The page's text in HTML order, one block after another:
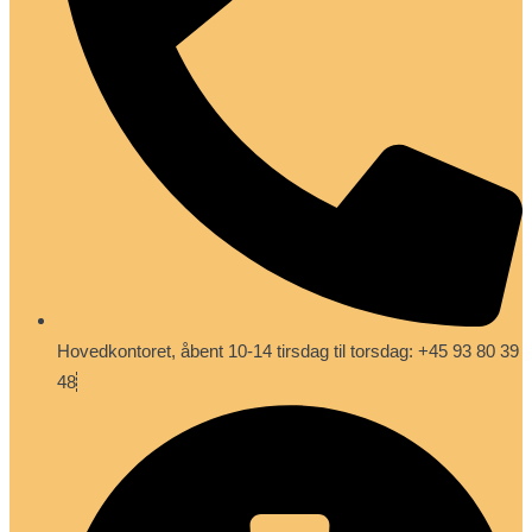
Hovedkontoret, åbent 10-14 tirsdag til torsdag: +45 93 80 39
48